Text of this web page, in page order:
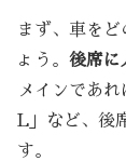
まず、車を
ょう。 後席に
メインであ
L」など、後
す。